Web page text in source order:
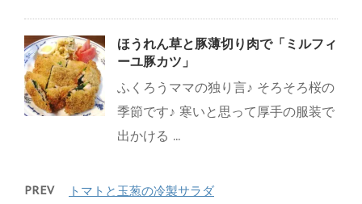
ほうれん草と豚薄切り肉で「ミルフィ
ーユ豚カツ」
ふくろうママの独り言♪ そろそろ桜の
季節です♪ 寒いと思って厚手の服装で
出かける ...
PREV トマトと玉葱の冷製サラダ